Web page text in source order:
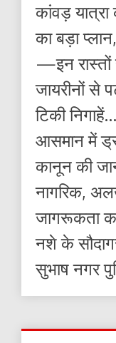
कांवड़
का बड़ा
—इन
जायरीनों से
टिकी
आसमान में
कानून की
नागरिक,
जागरूकता
नशे के
सुभाष नगर